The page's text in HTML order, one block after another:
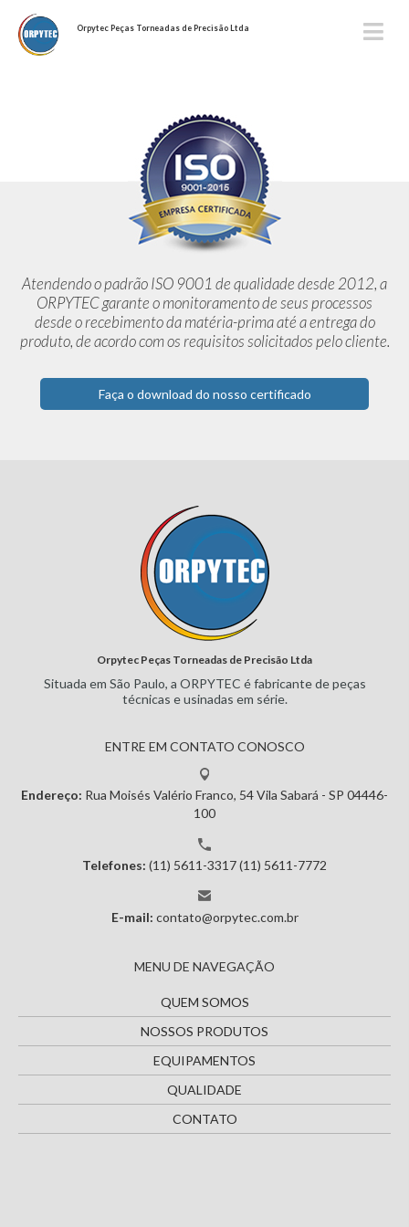
Orpytec Peças Torneadas de Precisão Ltda
Atendendo o padrão ISO 9001 de qualidade desde 2012,a
ORPYTEC garante o monitoramento de seus processos
desde orecebimento da matéria-prima até a entrega do
produto, de acordocom os requisitos solicitados pelo cliente.
Faça o download do nosso certificado
Orpytec Peças Torneadas de Precisão Ltda
Situada em São Paulo, a ORPYTEC é fabricante de peças
técnicas eusinadas em série.
ENTRE EM CONTATO CONOSCO
Endereço: Rua Moisés Valério Franco, 54Vila Sabará - SP 04446-
100
Telefones: (11) 5611-3317(11) 5611-7772
E-mail: contato@orpytec.com.br
MENU DE NAVEGAÇÃO
QUEM SOMOS
NOSSOS PRODUTOS
EQUIPAMENTOS
QUALIDADE
CONTATO